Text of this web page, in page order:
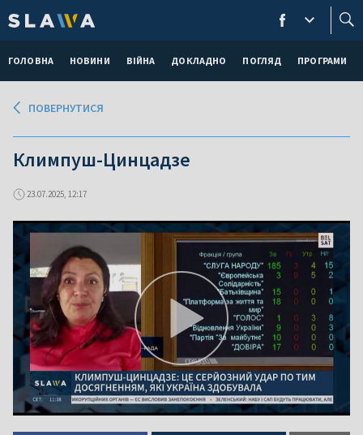
ГОЛОВНА НОВИНИ ВІЙНА ДОКЛАДНО ПОГЛЯД ПРОГРАМИ
ПОВЕРНУТИСЯ
Климпуш-Цинцадзе
23.07.2025, 12:17